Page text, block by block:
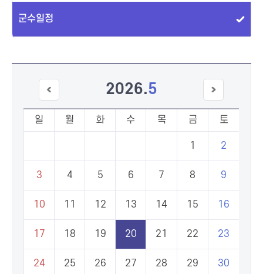
군수일정
2026.5
일 월 화 수 목 금 토
1 2
3 4 5 6 7 8 9
10 11 12 13 14 15 16
17 18 19 20 21 22 23
24 25 26 27 28 29 30